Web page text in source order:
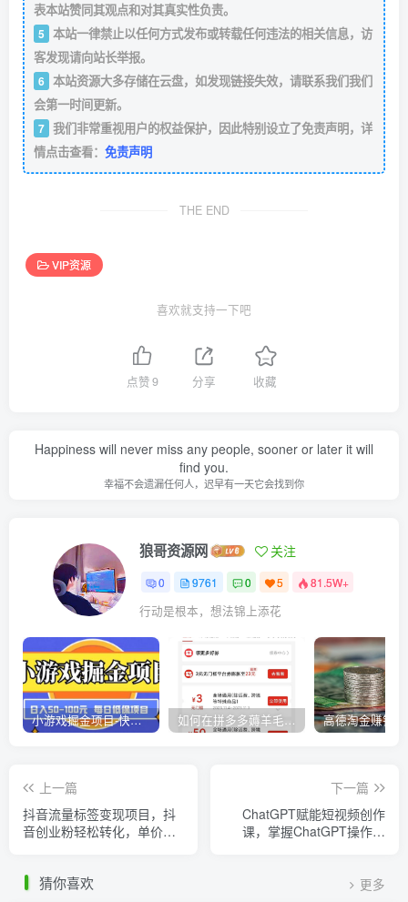
表本站赞同其观点和对其真实性负责。
5 本站一律禁止以任何方式发布或转载任何违法的相关信息，访
客发现请向站长举报。
6 本站资源大多存储在云盘，如发现链接失效，请联系我们我们
会第一时间更新。
7 我们非常重视用户的权益保护，因此特别设立了免责声明，详
情点击查看： 免责声明
THE END
VIP资源
喜欢就支持一下吧
点赞9 分享 收藏
Happiness will never miss any people, sooner or later it will
find you.
幸福不会遗漏任何人，迟早有一天它会找到你
狼哥资源网 关注
0 9761 0 5 81.5W+
行动是根本，想法锦上添花
小游戏掘金项目-快手商业养机教程（小游戏养机） 如何在拼多多薅羊毛，教你撸品台无门槛优惠券，一单利润50-300！
上一篇
抖音流量标签变现项目，抖
音创业粉轻松转化，单价高
下一篇
ChatGPT赋能短视频创作
课，​掌握ChatGPT操作方
猜你喜欢 更多